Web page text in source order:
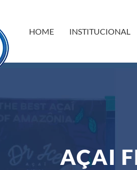
HOME INSTITUCIONAL
AÇAI